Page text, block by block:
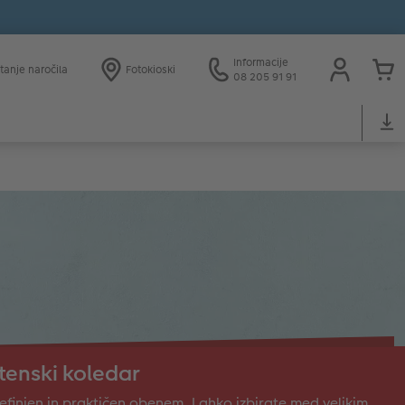
naročila Fotokioski
Informacije
08 205 91 91
koledar